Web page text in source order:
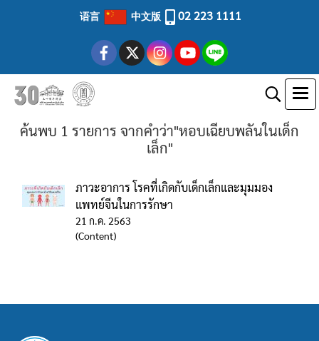
语言 中文版 02 223 1111
ค้นพบ 1 รายการ จากคำว่า"หอบเฉียบพลันในเด็ก
เล็ก"
ภาวะอาการ โรคที่เกิดกับเด็กเล็กและมุมมอง
แพทย์จีนในการรักษา
21 ก.ค. 2563
(Content)